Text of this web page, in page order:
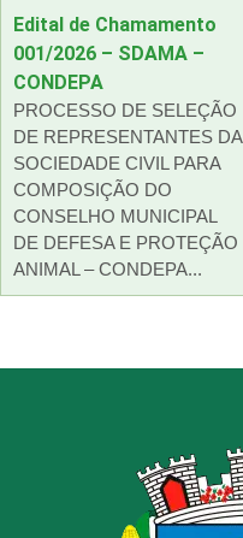
Edital de Chamamento
001/2026 – SDAMA –
CONDEPA
PROCESSO DE SELEÇÃO
DE REPRESENTANTES DA
SOCIEDADE CIVIL PARA
COMPOSIÇÃO DO
CONSELHO MUNICIPAL
DE DEFESA E PROTEÇÃO
ANIMAL – CONDEPA...